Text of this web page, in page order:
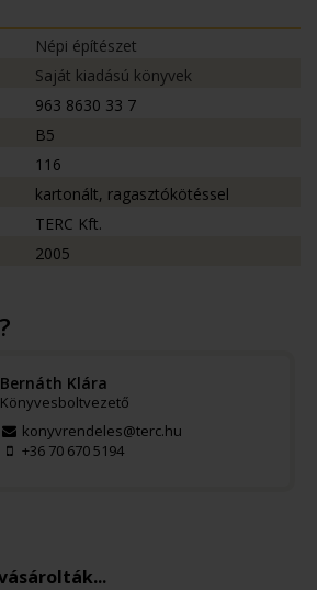
Népi építészet
Saját kiadású könyvek
963 8630 33 7
B5
116
kartonált, ragasztókötéssel
TERC Kft.
2005
Bernáth Klára
Könyvesboltvezető
konyvrendeles@terc.hu
+36 70 670 5194